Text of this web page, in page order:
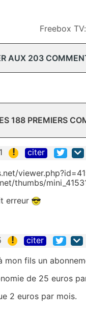
Freebox
AUX 203
188 PREMIERS
! citer
thumbs/
erreur
! citer
mon fils un
de 25 euros
2 euros par mois.